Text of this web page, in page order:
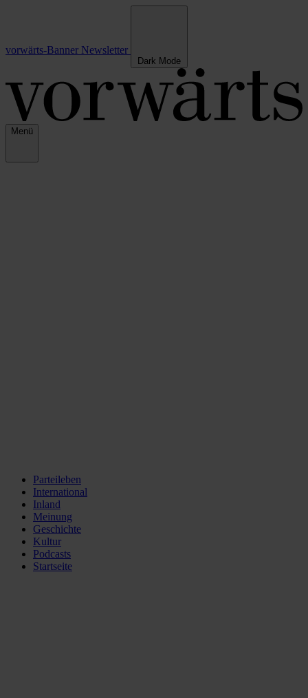
vorwärts-Banner Newsletter
Dark Mode
Menü
Parteileben
International
Inland
Meinung
Geschichte
Kultur
Podcasts
Startseite